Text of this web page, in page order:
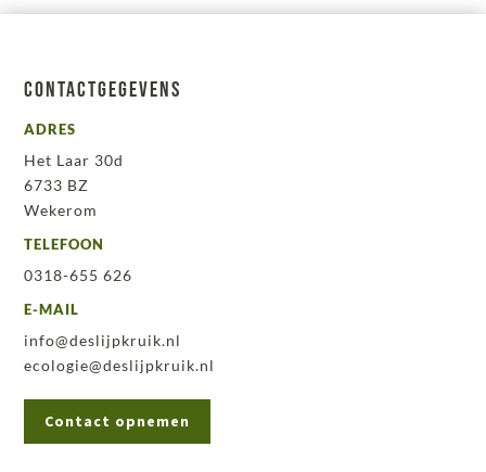
Contactgegevens
ADRES
Het Laar 30d
6733 BZ
Wekerom
TELEFOON
0318-655 626
E-MAIL
info@deslijpkruik.nl
ecologie@deslijpkruik.nl
Contact opnemen